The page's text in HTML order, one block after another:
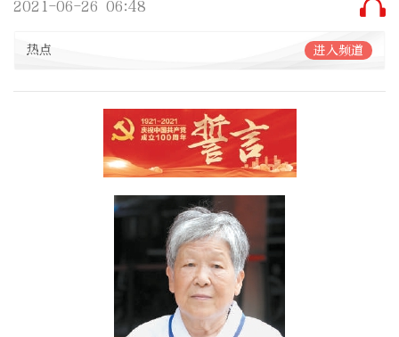
2021-06-26 06:48
热点 进入频道